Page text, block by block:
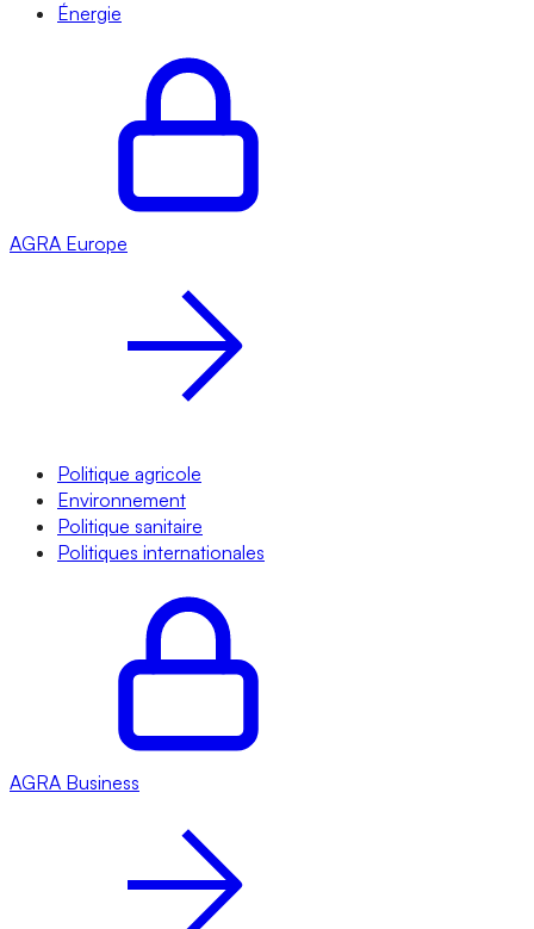
Énergie
AGRA Europe
Politique agricole
Environnement
Politique sanitaire
Politiques internationales
AGRA Business